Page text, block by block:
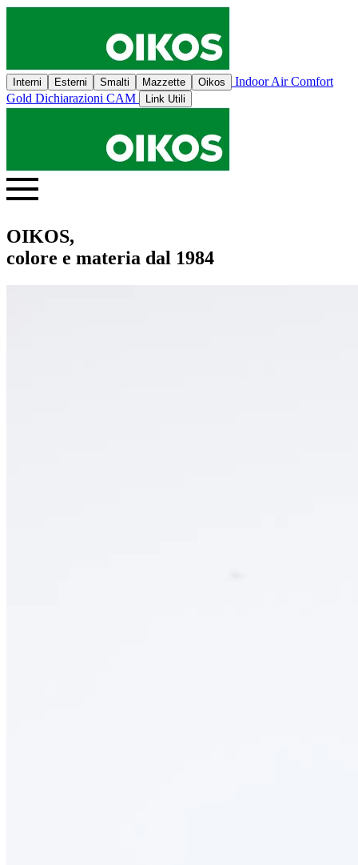
Interni Esterni Smalti Mazzette Oikos
Indoor Air Comfort
Gold Dichiarazioni CAM Link Utili
OIKOS,
colore e materia dal 1984